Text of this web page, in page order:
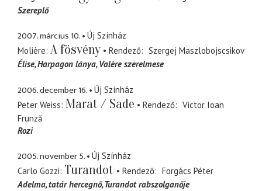
Szereplő
2007. március 10.
Új Színház
Molière A fösvény Rendező
Szergej Maszlobojscsikov
Élise Harpagon lánya, Valère szerelmese
2006. december 16.
Új Színház
Peter Weiss Marat / Sade Rendező
Victor Ioan
Frunză
Rozi
2005. november 5.
Új Színház
Carlo Gozzi Turandot Rendező
Forgács Péter
Adelma tatár hercegnő, Turandot rabszolganője